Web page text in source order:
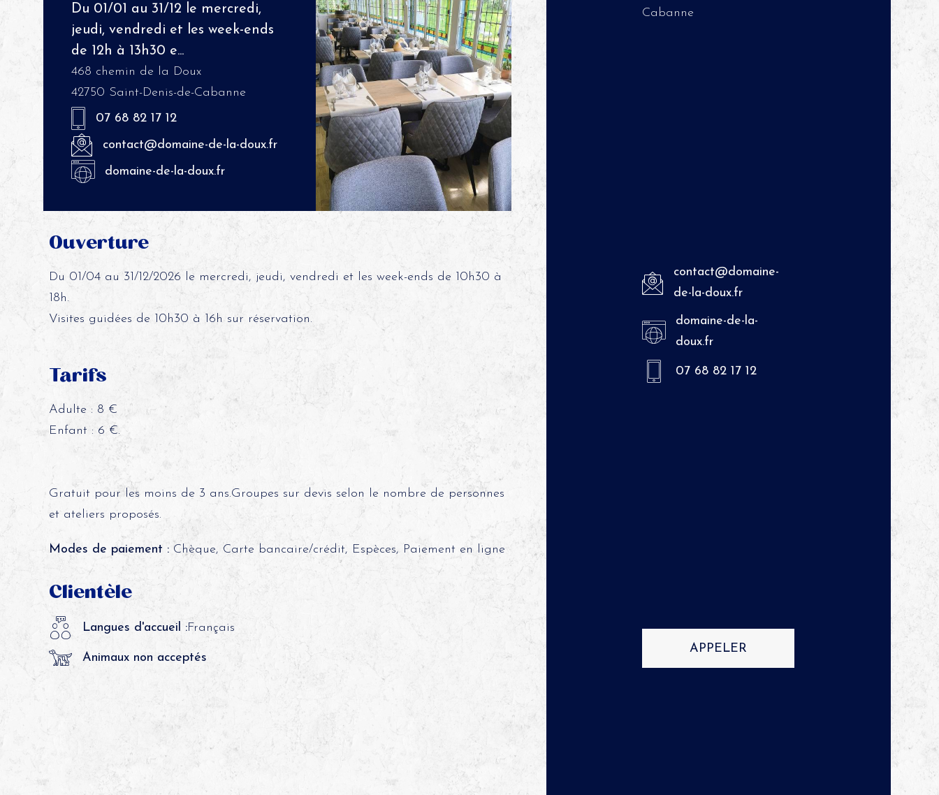
Du 01/01 au 31/12 le mercredi,
jeudi, vendredi et les week-ends
de 12h à 13h30 e...
468 chemin de la Doux
42750 Saint-Denis-de-Cabanne
07 68 82 17 12
contact@domaine-de-la-doux.fr
domaine-de-la-doux.fr
Ouverture
Du 01/04 au 31/12/2026 le mercredi, jeudi, vendredi et les week-ends de 10h30 à
18h.
Visites guidées de 10h30 à 16h sur réservation.
Tarifs
Adulte : 8 €
Enfant : 6 €.
Gratuit pour les moins de 3 ans.Groupes sur devis selon le nombre de personnes
et ateliers proposés.
Modes de paiement :Chèque, Carte bancaire/crédit, Espèces, Paiement en ligne
Clientèle
Langues d'accueil :Français
Animaux non acceptés
Cabanne
contact@domaine-
de-la-doux.fr
domaine-de-la-
doux.fr
07 68 82 17 12
APPELER